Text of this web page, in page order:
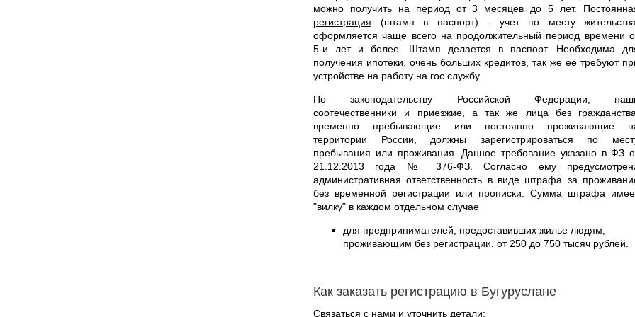
можно получить на период от 3 месяцев до 5 лет.
регистрация (штамп в паспорт) - учет по месту жительства,
оформляется чаще всего на продолжительный период времени
5-и лет и более. Штамп делается в паспорт. Необходима
получения ипотеки, очень больших кредитов, так же ее требуют
устройстве на работу на гос службу.
По законодательству Российской Федерации,
соотечественники и приезжие, а так же лица без гражданства,
временно пребывающие или постоянно проживающие
территории России, должны зарегистрироваться по
пребывания или проживания. Данное требование указано в ФЗ
21.12.2013 года № 376-ФЗ. Согласно ему
административная ответственность в виде штрафа за
без временной регистрации или прописки. Сумма штрафа
"вилку" в каждом отдельном случае
для предпринимателей, предоставивших жилье людям,
проживающим без регистрации, от 250 до 750 тысяч рублей.
Как заказать регистрацию в Бугуруслане
Связаться с нами и уточнить детали: